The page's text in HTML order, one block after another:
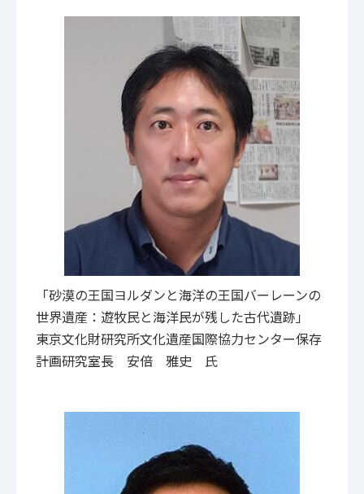
「砂漠の王国ヨルダンと海洋の王国バーレーンの
世界遺産：遊牧民と海洋民が残した古代遺跡」
東京文化財研究所文化遺産国際協力センター保存
計画研究室長 安倍 雅史 氏